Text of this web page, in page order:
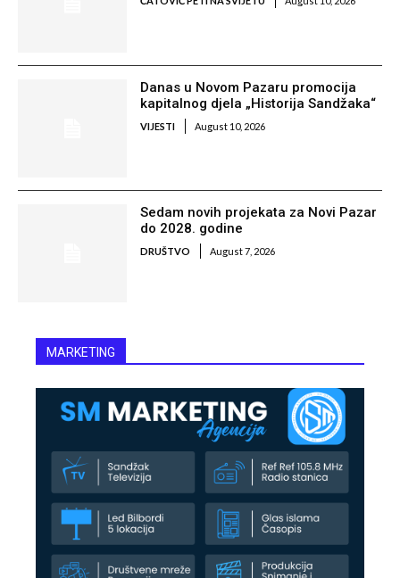
Danas u Novom Pazaru promocija
kapitalnog djela „Historija Sandžaka“
VIJESTI August 10, 2026
Sedam novih projekata za Novi Pazar
do 2028. godine
DRUŠTVO August 7, 2026
MARKETING